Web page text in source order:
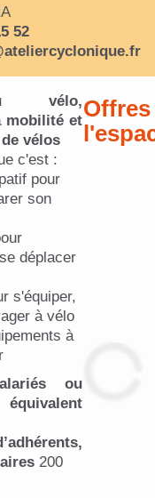
52
vélo,
mobilité et
vélos
c'est :
pour
son
déplacer
s'équiper,
à vélo
à
ou
200